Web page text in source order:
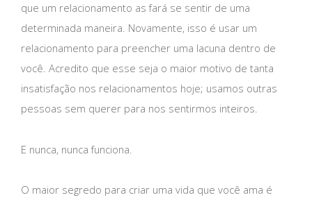
que um relacionamento as fará se sentir de uma
determinada maneira. Novamente, isso é usar um
relacionamento para preencher uma lacuna dentro de
você. Acredito que esse seja o maior motivo de tanta
insatisfação nos relacionamentos hoje; usamos outras
pessoas sem querer para nos sentirmos inteiros.
E nunca, nunca funciona.
O maior segredo para criar uma vida que você ama é